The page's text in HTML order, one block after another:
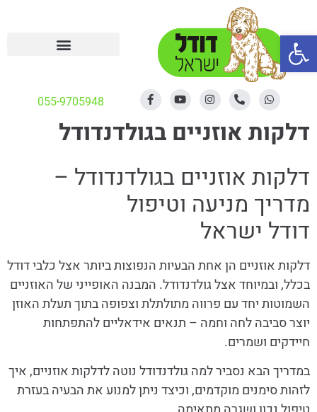
055-9705948
דלקות אוזניים בגולדנדודל
דלקות אוזניים בגולדנדודל –
מדריך מניעה וטיפול
דודל ישראל
דלקות אוזניים הן אחת הבעיות הנפוצות ביותר אצל כלבי דודל
בכלל, ובמיוחד אצל גולדנדודל. המבנה האופייני של האוזניים
השמוטות יחד עם פרווה מתולתלת וצפופה בתוך תעלת האוזן
יוצר סביבה לחה וחמה – תנאים אידאליים להתפתחות
חיידקים ושמרים.
במדריך הבא נסביר למה גולדנדודל נוטה לדלקות אוזניים, איך
לזהות סימנים מוקדמים, וכיצד ניתן למנוע את הבעיה בעזרת
פתח סרגל נגישות